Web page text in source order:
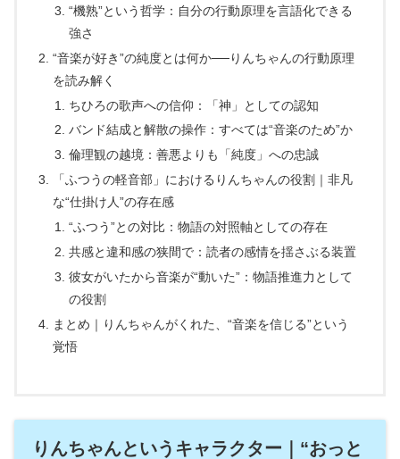
“機熟”という哲学：自分の行動原理を言語化できる
強さ
“音楽が好き”の純度とは何か──りんちゃんの行動原理
を読み解く
ちひろの歌声への信仰：「神」としての認知
バンド結成と解散の操作：すべては“音楽のため”か
倫理観の越境：善悪よりも「純度」への忠誠
「ふつうの軽音部」におけるりんちゃんの役割｜非凡
な“仕掛け人”の存在感
“ふつう”との対比：物語の対照軸としての存在
共感と違和感の狭間で：読者の感情を揺さぶる装置
彼女がいたから音楽が“動いた”：物語推進力として
の役割
まとめ｜りんちゃんがくれた、“音楽を信じる”という
覚悟
りんちゃんというキャラクター｜“おっと